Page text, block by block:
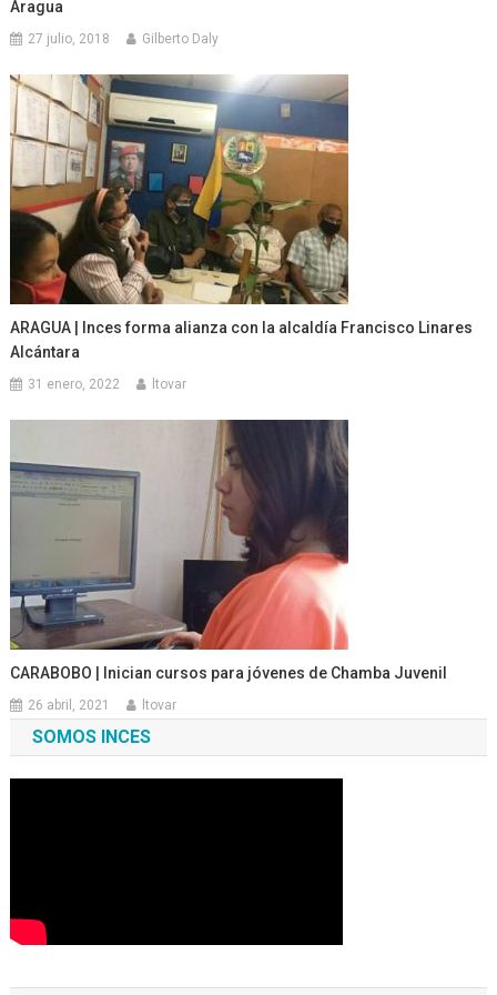
Aragua
27 julio, 2018 Gilberto Daly
ARAGUA | Inces forma alianza con la alcaldía Francisco Linares
Alcántara
31 enero, 2022 ltovar
CARABOBO | Inician cursos para jóvenes de Chamba Juvenil
26 abril, 2021 ltovar
SOMOS INCES